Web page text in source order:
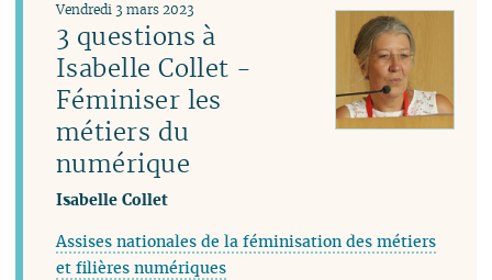
3 questions à
Isabelle Collet -
Féminiser les
métiers du
numérique
Vendredi 3 mars 2023
Isabelle Collet
Assises nationales de la féminisation des métiers
et filières numériques